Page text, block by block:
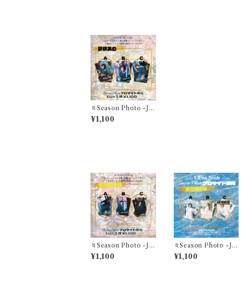
♮Season Photo -Ju
n- "この世界の隙間で、
存在証明を探して"夢咲
¥1,100
♮Season Photo -Ju
n- "この世界の隙間で、
存在証明を探して"星乃
¥1,100
♮Season Photo -Jul
- "煌めくこの一瞬が 夏
色に溶けていく"星乃あ
¥1,100